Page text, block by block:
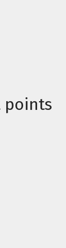
points